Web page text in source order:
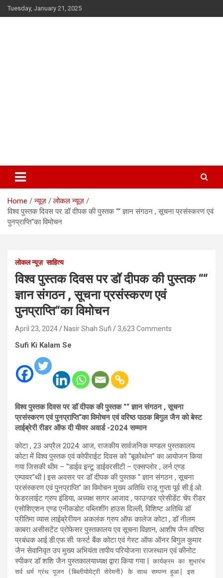
Skip
to
Tuesday, January 21, 2025
सूफी की कलम से
Home न्यूज़
लोकल न्यूज़
विश्व पुस्तक दिवस पर डॉ दीपक की पुस्तक ““ ज्ञान संगठन , सूचना प्रसंस्करण एवं
पुनप्राप्ति“का विमोचन
लोकल न्यूज़ साहित्य
विश्व पुस्तक दिवस पर डॉ दीपक की पुस्तक ““
ज्ञान संगठन , सूचना प्रसंस्करण एवं
पुनप्राप्ति“का विमोचन
April 23, 2024 Nasir Shah Sufi 3,623 Comments
Sufi Ki Kalam Se
विश्व पुस्तक दिवस पर डॉ दीपक की पुस्तक ““ ज्ञान संगठन , सूचना
प्रसंस्करण एवं पुनप्राप्ति“का विमोचन एवं वरिष्ठ पाठक बिगुल जैन को बेस्ट
लाईब्रेरी रीडर ऑफ दी यीयर अवार्ड -2024 सम्मान
कोटा , 23 अप्रैल 2024: आज, राजकीय सार्वजनिक मण्डल पुस्तकालय
कोटा में विश्व पुस्तक एवं कोपीराईट दिवस को “बूकोथोन” का आयोजन किया
गया जिसकी थीम – “डाईव इन्टू डाईवरसीटी – एक्सप्लोर , लर्न एण्ड
एम्पावर”थी | इस अवसर पर डॉ दीपक की पुस्तक “ ज्ञान संगठन , सूचना
प्रसंस्करण एवं पुनप्राप्ति“ का विमोचन मुख्य अतिथि राजू गुप्ता पूर्व सी.ई.ओ.
फेडरलाईट ग्रुप इंडिया, अध्यक्ष सागर आजाद , फाउन्डर प्रेसीडेंट चेंप रीडर
एसोशिएशन एण्ड एनीकडोट पब्लिशींग हाउस दिल्ली, विशिष्ट अतिथि डॉ
प्रीतिमा व्यास लाईब्रेरीयन अकलंक ग्रुप ऑफ कालेज कोटा , डॉ नीलम
काबरा असीसटेंट प्रोफेसर पुस्तकालय एव सूचना विज्ञान, आशीष जैन वरिष्ठ
प्रबंधक आई.डी.एफ.सी. फर्स्ट बैंक कोटा एवं गेस्ट ऑफ ऑनर बिगुल कुमार
जैन सेवानिवृत उप मुख्य अभियंता तापीय परियोजना राजस्थान एवं कीनोट
स्पीकर डॉ शशि जैन पुस्तकालयाध्यक्ष द्वारा किया गया | कार्यक्रम का शुभारंभ
सर्व धर्म ग्रंथ पूजन (बिब्लीयोमेट्री सेरेमनी) के साथ सम्पन्न हुआ| इस